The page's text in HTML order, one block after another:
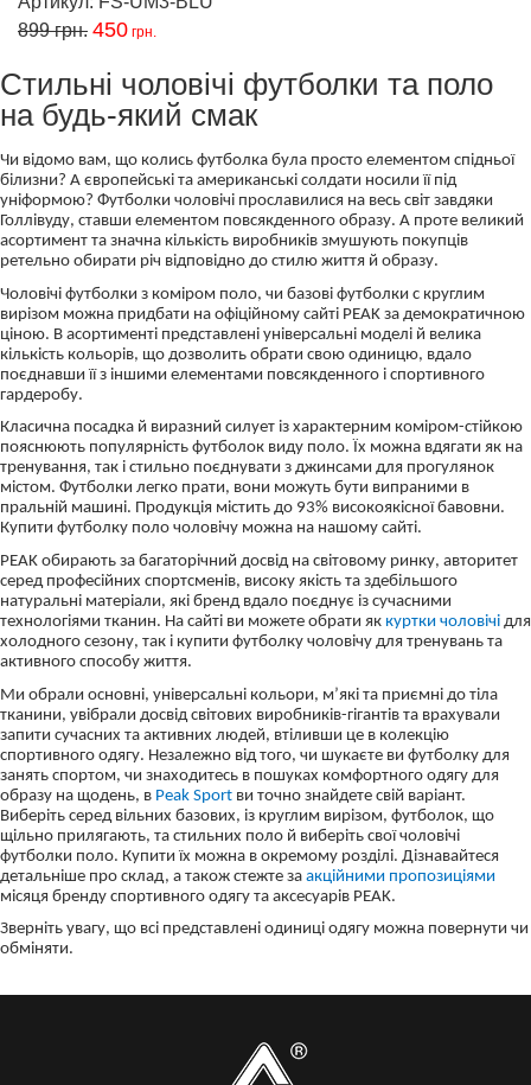
899грн. 450 грн.
Стильні чоловічі футболки та поло
на будь-який смак
Чи відомо вам, що колись футболка була просто елементом спідньої
білизни? А європейські та американські солдати носили її під
уніформою? Футболки чоловічі прославилися на весь світ завдяки
Голлівуду, ставши елементом повсякденного образу. А проте великий
асортимент та значна кількість виробників змушують покупців
ретельно обирати річ відповідно до стилю життя й образу.
Чоловічі футболки з коміром поло, чи базові футболки с круглим
вирізом можна придбати на офіційному сайті PEAK за демократичною
ціною. В асортименті представлені універсальні моделі й велика
кількість кольорів, що дозволить обрати свою одиницю, вдало
поєднавши її з іншими елементами повсякденного і спортивного
гардеробу.
Класична посадка й виразний силует із характерним коміром-стійкою
пояснюють популярність футболок виду поло. Їх можна вдягати як на
тренування, так і стильно поєднувати з джинсами для прогулянок
містом. Футболки легко прати, вони можуть бути випраними в
пральній машині. Продукція містить до 93% високоякісної бавовни.
Купити футболку поло чоловічу можна на нашому сайті.
PEAK обирають за багаторічний досвід на світовому ринку, авторитет
серед професійних спортсменів, високу якість та здебільшого
натуральні матеріали, які бренд вдало поєднує із сучасними
технологіями тканин. На сайті ви можете обрати як куртки чоловічі для
холодного сезону, так і купити футболку чоловічу для тренувань та
активного способу життя.
Ми обрали основні, універсальні кольори, м’які та приємні до тіла
тканини, увібрали досвід світових виробників-гігантів та врахували
запити сучасних та активних людей, втіливши це в колекцію
спортивного одягу. Незалежно від того, чи шукаєте ви футболку для
занять спортом, чи знаходитесь в пошуках комфортного одягу для
образу на щодень, в Peak Sport ви точно знайдете свій варіант.
Виберіть серед вільних базових, із круглим вирізом, футболок, що
щільно прилягають, та стильних поло й виберіть свої чоловічі
футболки поло. Купити їх можна в окремому розділі. Дізнавайтеся
детальніше про склад, а також стежте за акційними пропозиціями
місяця бренду спортивного одягу та аксесуарів PEAK.
Зверніть увагу, що всі представлені одиниці одягу можна повернути чи
обміняти.